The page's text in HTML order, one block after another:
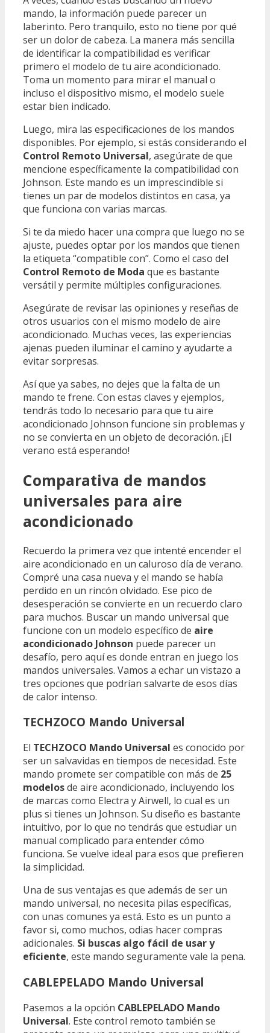
mando, la información puede parecer un
laberinto. Pero tranquilo, esto no tiene por qué
ser un dolor de cabeza. La manera más sencilla
de identificar la compatibilidad es verificar
primero el modelo de tu aire acondicionado.
Toma un momento para mirar el manual o
incluso el dispositivo mismo, el modelo suele
estar bien indicado.
Luego, mira las especificaciones de los mandos
disponibles. Por ejemplo, si estás considerando el
Control Remoto Universal, asegúrate de que
mencione específicamente la compatibilidad con
Johnson. Este mando es un imprescindible si
tienes un par de modelos distintos en casa, ya
que funciona con varias marcas.
Si te da miedo hacer una compra que luego no se
ajuste, puedes optar por los mandos que tienen
la etiqueta “compatible con”. Como el caso del
Control Remoto de Moda que es bastante
versátil y permite múltiples configuraciones.
Asegúrate de revisar las opiniones y reseñas de
otros usuarios con el mismo modelo de aire
acondicionado. Muchas veces, las experiencias
ajenas pueden iluminar el camino y ayudarte a
evitar sorpresas.
Así que ya sabes, no dejes que la falta de un
mando te frene. Con estas claves y ejemplos,
tendrás todo lo necesario para que tu aire
acondicionado Johnson funcione sin problemas y
no se convierta en un objeto de decoración. ¡El
verano está esperando!
Comparativa de mandos
universales para aire
acondicionado
Recuerdo la primera vez que intenté encender el
aire acondicionado en un caluroso día de verano.
Compré una casa nueva y el mando se había
perdido en un rincón olvidado. Ese pico de
desesperación se convierte en un recuerdo claro
para muchos. Buscar un mando universal que
funcione con un modelo específico de aire
acondicionado Johnson puede parecer un
desafío, pero aquí es donde entran en juego los
mandos universales. Vamos a echar un vistazo a
tres opciones que podrían salvarte de esos días
de calor intenso.
TECHZOCO Mando Universal
El TECHZOCO Mando Universal es conocido por
ser un salvavidas en tiempos de necesidad. Este
mando promete ser compatible con más de 25
modelosde aire acondicionado, incluyendo los
de marcas como Electra y Airwell, lo cual es un
plus si tienes un Johnson. Su diseño es bastante
intuitivo, por lo que no tendrás que estudiar un
manual complicado para entender cómo
funciona. Se vuelve ideal para esos que prefieren
la simplicidad.
Una de sus ventajas es que además de ser un
mando universal, no necesita pilas específicas,
con unas comunes ya está. Esto es un punto a
favor si, como muchos, odias hacer compras
adicionales. Si buscas algo fácil de usar y
eficiente, este mando seguramente vale la pena.
CABLEPELADO Mando Universal
Pasemos a la opción CABLEPELADO Mando
Universal. Este control remoto también se